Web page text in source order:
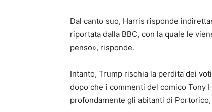
Dal canto suo, Harris risponde
riportata dalla BBC, con la quale le
penso», risponde.
Intanto, Trump rischia la perdita dei
dopo che i commenti del comico Tony
profondamente gli abitanti di